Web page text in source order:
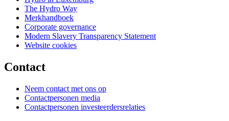
The Hydro Way
Merkhandboek
Corporate governance
Modern Slavery Transparency Statement
Website cookies
Contact
Neem contact met ons op
Contactpersonen media
Contactpersonen investeerdersrelaties